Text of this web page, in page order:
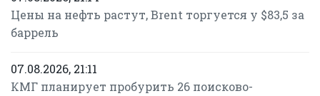
Цены на нефть растут, Brent торгуется у $83,5 за
баррель
07.08.2026, 21:11
КМГ планирует пробурить 26 поисково-